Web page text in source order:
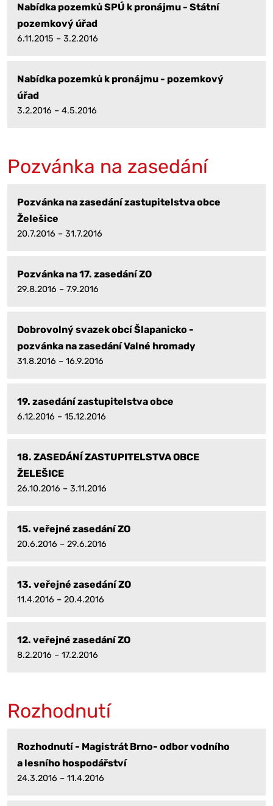
Nabídka pozemků SPÚ k pronájmu - Státní
pozemkový úřad
6.11.2015 – 3.2.2016
Nabídka pozemků k pronájmu - pozemkový
úřad
3.2.2016 – 4.5.2016
Pozvánka na zasedání
Pozvánka na zasedání zastupitelstva obce
Želešice
20.7.2016 – 31.7.2016
Pozvánka na 17. zasedání ZO
29.8.2016 – 7.9.2016
Dobrovolný svazek obcí Šlapanicko -
pozvánka na zasedání Valné hromady
31.8.2016 – 16.9.2016
19. zasedání zastupitelstva obce
6.12.2016 – 15.12.2016
18. ZASEDÁNÍ ZASTUPITELSTVA OBCE
ŽELEŠICE
26.10.2016 – 3.11.2016
15. veřejné zasedání ZO
20.6.2016 – 29.6.2016
13. veřejné zasedání ZO
11.4.2016 – 20.4.2016
12. veřejné zasedání ZO
8.2.2016 – 17.2.2016
Rozhodnutí
Rozhodnutí - Magistrát Brno- odbor vodního
a lesního hospodářství
24.3.2016 – 11.4.2016